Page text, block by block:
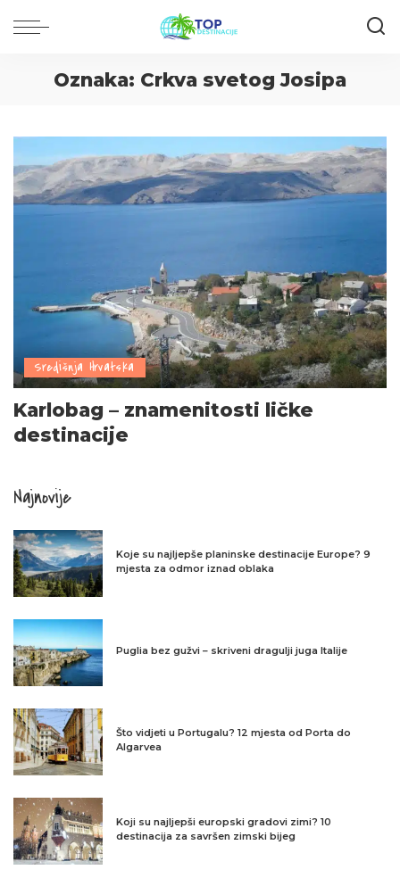
Oznaka: Crkva svetog Josipa
Središnja Hrvatska
Karlobag – znamenitosti ličke
destinacije
Najnovije
Koje su najljepše planinske destinacije Europe? 9
mjesta za odmor iznad oblaka
Puglia bez gužvi – skriveni dragulji juga Italije
Što vidjeti u Portugalu? 12 mjesta od Porta do
Algarvea
Koji su najljepši europski gradovi zimi? 10
destinacija za savršen zimski bijeg